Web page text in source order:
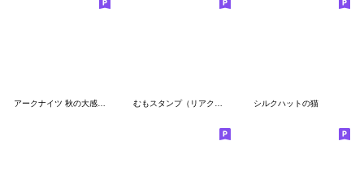
シルクハットの猫